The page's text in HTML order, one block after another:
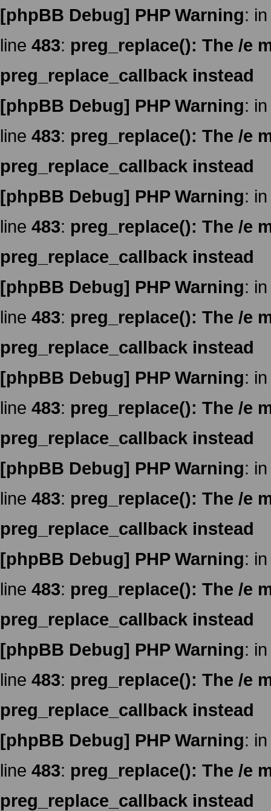
[phpBB Debug] PHP Warning:
line 483: preg_replace(): The /e
preg_replace_callback instead
[phpBB Debug] PHP Warning:
line 483: preg_replace(): The /e
preg_replace_callback instead
[phpBB Debug] PHP Warning:
line 483: preg_replace(): The /e
preg_replace_callback instead
[phpBB Debug] PHP Warning:
line 483: preg_replace(): The /e
preg_replace_callback instead
[phpBB Debug] PHP Warning:
line 483: preg_replace(): The /e
preg_replace_callback instead
[phpBB Debug] PHP Warning:
line 483: preg_replace(): The /e
preg_replace_callback instead
[phpBB Debug] PHP Warning:
line 483: preg_replace(): The /e
preg_replace_callback instead
[phpBB Debug] PHP Warning:
line 483: preg_replace(): The /e
preg_replace_callback instead
[phpBB Debug] PHP Warning:
line 483: preg_replace(): The /e
preg_replace_callback instead